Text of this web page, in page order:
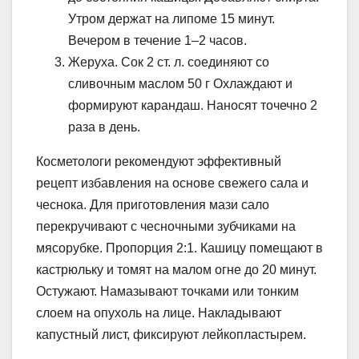
Утром держат на липоме 15 минут.
Вечером в течение 1–2 часов.
Жеруха. Сок 2 ст. л. соединяют со
сливочным маслом 50 г Охлаждают и
формируют карандаш. Наносят точечно 2
раза в день.
Косметологи рекомендуют эффективный
рецепт избавления на основе свежего сала и
чеснока. Для приготовления мази сало
перекручивают с чесночными зубчиками на
мясорубке. Пропорция 2:1. Кашицу помещают в
кастрюльку и томят на малом огне до 20 минут.
Остужают. Намазывают точками или тонким
слоем на опухоль на лице. Накладывают
капустный лист, фиксируют лейкопластырем.